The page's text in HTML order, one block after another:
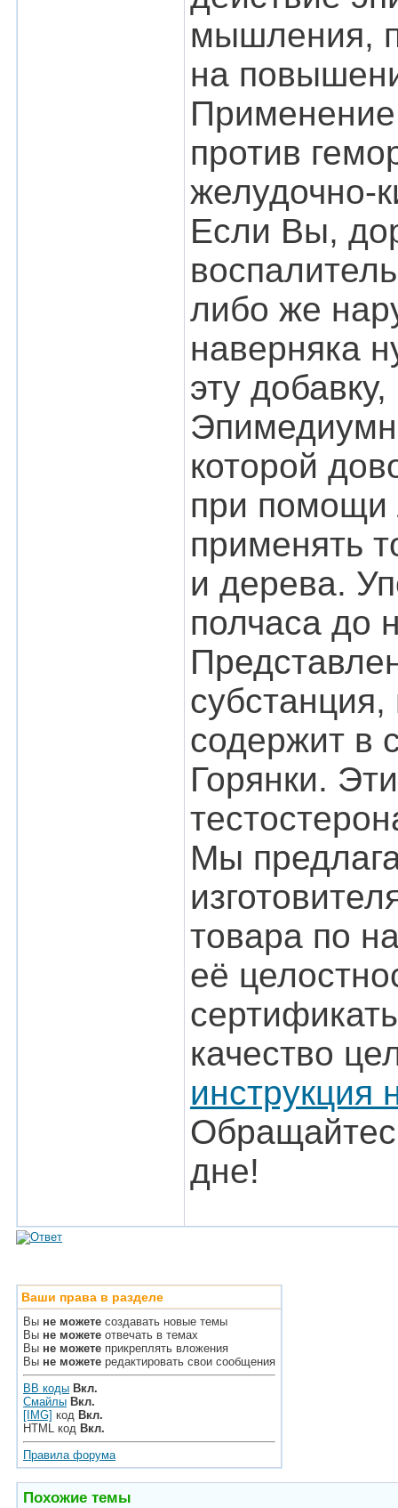
мышления,
на
против
желудочно-
Если Вы,
либо же
наверняка
эту
которой
при помощи
применять
и дерева.
полчаса до
содержит в
Горянки.
Мы
товара по
её
качество
инструкция
дне!
Ваши права в разделе
Вы не можете создавать новые темы
Вы не можете отвечать в темах
Вы не можете прикреплять вложения
Вы не можете редактировать свои сообщения
BB коды Вкл.
Смайлы Вкл.
[IMG] код Вкл.
HTML код Вкл.
Правила форума
Похожие темы